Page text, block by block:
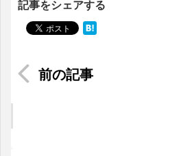
記事をシェアする
インドネシアで日本人は〇
マレーシアからすぐに行ける